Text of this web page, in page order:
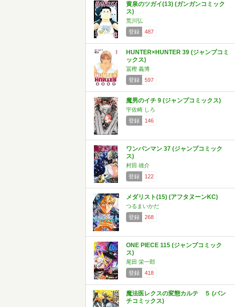
黄泉のツガイ(13) (ガンガンコミック
ス)
荒川弘
登録
487
HUNTER×HUNTER 39 (ジャンプコミ
ックス)
冨樫 義博
登録
597
魔男のイチ 9 (ジャンプコミックス)
宇佐崎 しろ
登録
146
ワンパンマン 37 (ジャンプコミック
ス)
村田 雄介
登録
122
メダリスト(15) (アフタヌーンKC)
つるまいかだ
登録
268
ONE PIECE 115 (ジャンプコミック
ス)
尾田 栄一郎
登録
418
魔法医レクスの変態カルテ ５ (バン
チコミックス)